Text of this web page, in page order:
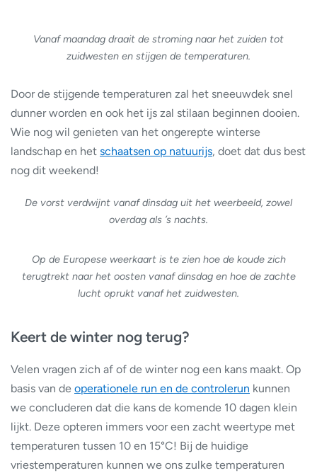
Vanaf maandag draait de stroming naar het zuiden tot
zuidwesten en stijgen de temperaturen.
Door de stijgende temperaturen zal het sneeuwdek snel
dunner worden en ook het ijs zal stilaan beginnen dooien.
Wie nog wil genieten van het ongerepte winterse
landschap en het schaatsen op natuurijs, doet dat dus best
nog dit weekend!
De vorst verdwijnt vanaf dinsdag uit het weerbeeld, zowel
overdag als ’s nachts.
Op de Europese weerkaart is te zien hoe de koude zich
terugtrekt naar het oosten vanaf dinsdag en hoe de zachte
lucht oprukt vanaf het zuidwesten.
Keert de winter nog terug?
Velen vragen zich af of de winter nog een kans maakt. Op
basis van de operationele run en de controlerun kunnen
we concluderen dat die kans de komende 10 dagen klein
lijkt. Deze opteren immers voor een zacht weertype met
temperaturen tussen 10 en 15°C! Bij de huidige
vriestemperaturen kunnen we ons zulke temperaturen